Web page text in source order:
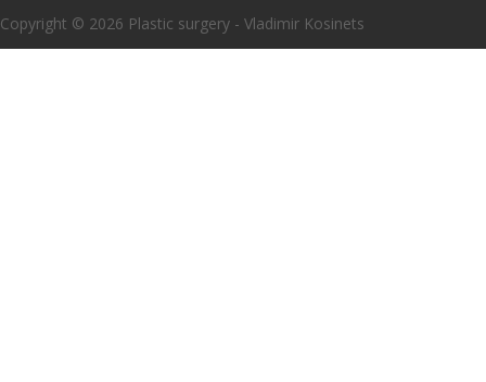
Copyright © 2026 Plastic surgery - Vladimir Kosinets